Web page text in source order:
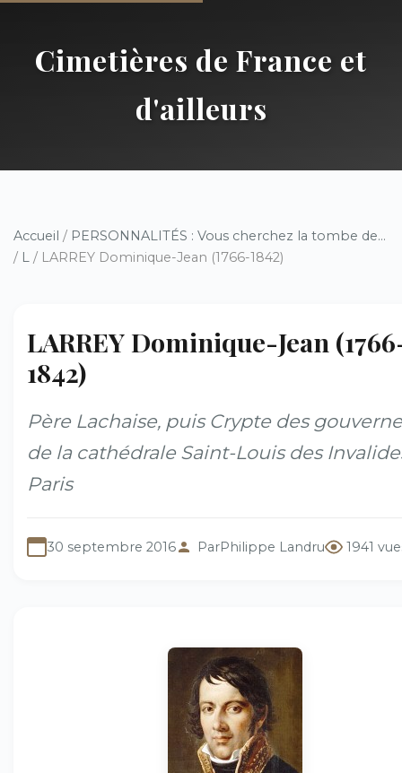
Cimetières de France et
d'ailleurs
Accueil / PERSONNALITÉS : Vous cherchez la tombe de...
/ L / LARREY Dominique-Jean (1766-1842)
LARREY Dominique-Jean
1842)
Père Lachaise, puis Crypte des
de la cathédrale Saint-Louis des
Paris
30 septembre 2016 ParPhilippe Landru 1941